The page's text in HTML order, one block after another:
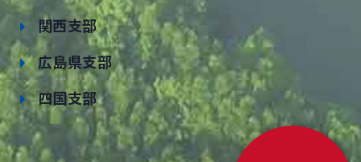
関西支部
広島県支部
四国支部